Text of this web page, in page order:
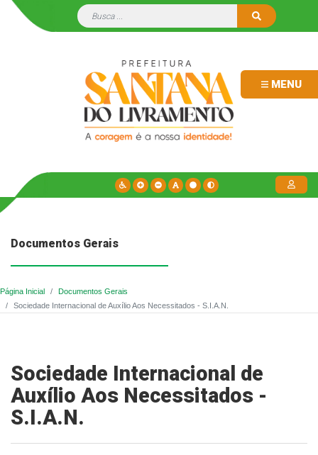
MENU
Documentos Gerais
Página Inicial
Documentos Gerais
Sociedade Internacional de Auxílio Aos Necessitados - S.I.A.N.
Sociedade Internacional de
Auxílio Aos Necessitados -
S.I.A.N.